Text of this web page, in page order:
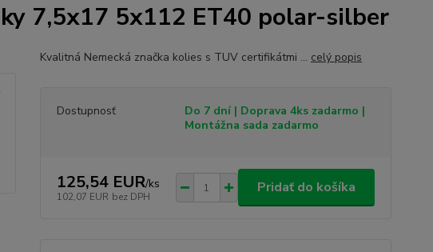
7,5x17 5x112 ET40 polar-silber
Kvalitná Nemecká značka kolies s TUV certifikátmi ... celý popis
Dostupnosť
Do 7 dní | Doprava 4ks zadarmo |
Montážna sada zadarmo
125,54 EUR/ks
102,07 EUR bez DPH
Pridať do košíka